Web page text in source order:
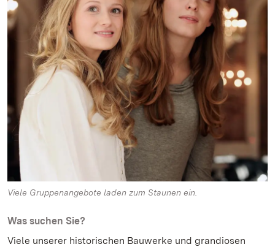
Viele Gruppenangebote laden zum Staunen ein.
Was suchen Sie?
Viele unserer historischen Bauwerke und grandiosen